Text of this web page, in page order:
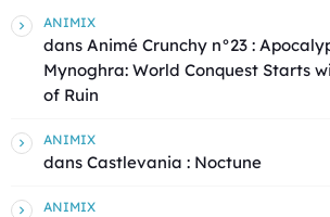
ANIMIX
dans Animé Crunchy n°23 :
Mynoghra: World Conquest Starts
of Ruin
ANIMIX
dans Castlevania : Noctune
ANIMIX